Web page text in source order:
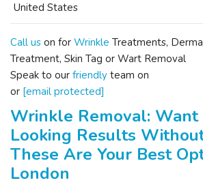
United States
Call us on for Wrinkle Treatments,
Treatment, Skin Tag or Wart Removal
Speak to our friendly team on
or [email protected]
Wrinkle Removal:
Looking Results
These Are Your Best
London